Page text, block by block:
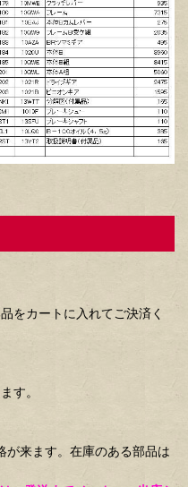
をカートに入れてご決済く
す。
が来ます。在庫のある部品は